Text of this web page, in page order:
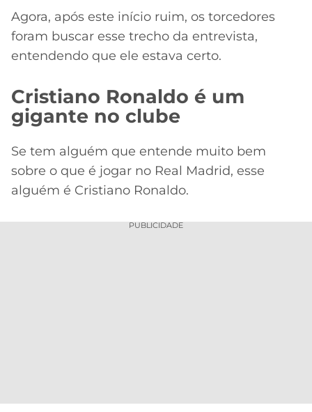
Agora, após este início ruim, os torcedores
foram buscar esse trecho da entrevista,
entendendo que ele estava certo.
Cristiano Ronaldo é um
gigante no clube
Se tem alguém que entende muito bem
sobre o que é jogar no Real Madrid, esse
alguém é Cristiano Ronaldo.
PUBLICIDADE